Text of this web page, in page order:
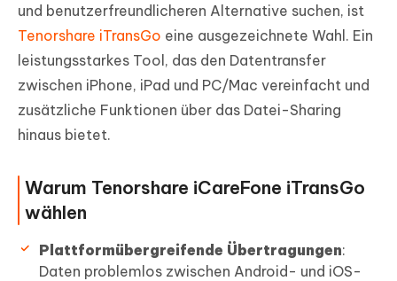
und benutzerfreundlicheren Alternative suchen, ist
Tenorshare iTransGo eine ausgezeichnete Wahl. Ein
leistungsstarkes Tool, das den Datentransfer
zwischen iPhone, iPad und PC/Mac vereinfacht und
zusätzliche Funktionen über das Datei-Sharing
hinaus bietet.
Warum Tenorshare iCareFone iTransGo
wählen
Plattformübergreifende Übertragungen:
Daten problemlos zwischen Android- und iOS-